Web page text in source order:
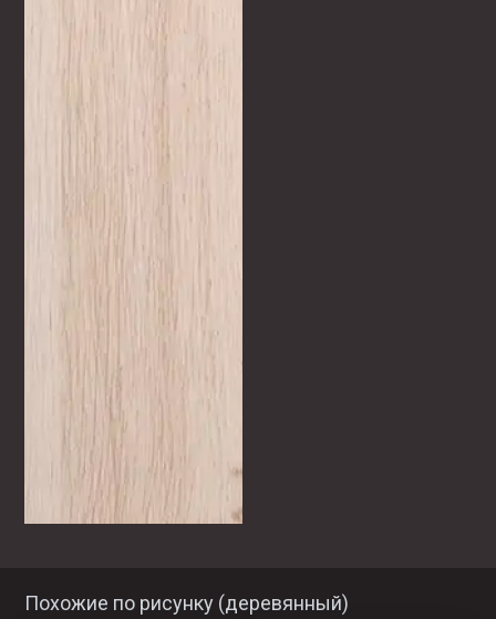
Похожие по рисунку (деревянный)